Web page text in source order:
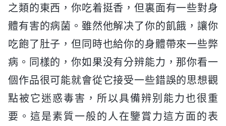
之類的東西，你吃着挺香，但裏面有一些對身
體有害的病菌。雖然他解决了你的飢餓，讓你
吃飽了肚子，但同時也給你的身體帶來一些弊
病。同樣的，你如果没有分辨能力，那你看一
個作品很可能就會從它接受一些錯誤的思想觀
點被它迷惑毒害，所以具備辨别能力也很重
要。這是素質一般的人在鑒賞力這方面的表